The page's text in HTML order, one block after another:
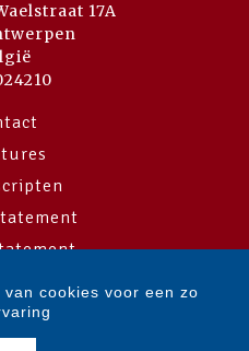
17A
cookies voor een zo